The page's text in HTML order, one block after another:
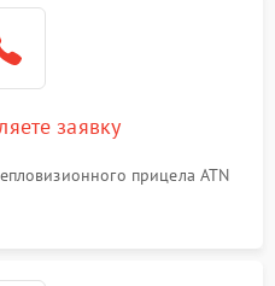
заявку
прицела ATN